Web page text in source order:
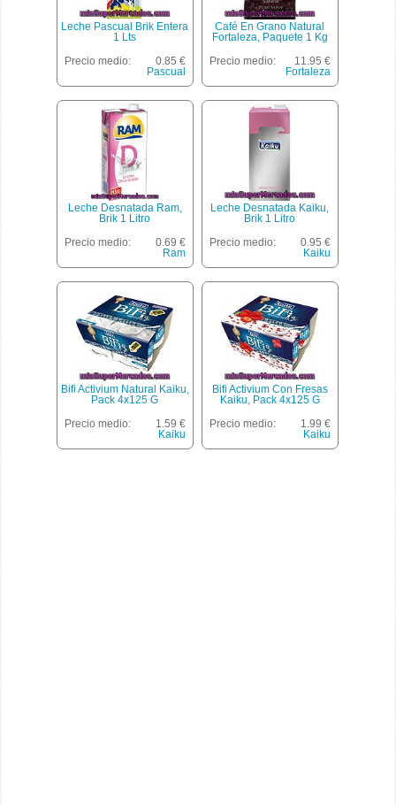
Leche Pascual Brik Entera
1 Lts
Precio medio:
0.85 €
Pascual
Café En Grano Natural
Fortaleza, Paquete 1 Kg
Precio medio:
11.95 €
Fortaleza
Leche Desnatada Ram,
Brik 1 Litro
Precio medio:
0.69 €
Ram
Leche Desnatada Kaiku,
Brik 1 Litro
Precio medio:
0.95 €
Kaiku
Bifi Activium Natural Kaiku,
Pack 4x125 G
Precio medio:
1.59 €
Kaiku
Bifi Activium Con Fresas
Kaiku, Pack 4x125 G
Precio medio:
1.99 €
Kaiku